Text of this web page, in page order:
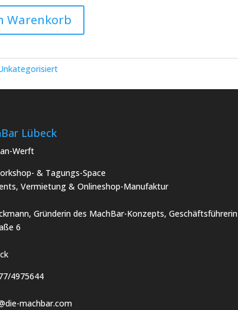
Warenkorb
Lübeck
Werft
& Tagungs-Space
Vermietung & Onlineshop-Manufaktur
Gründerin des MachBar-Konzepts, Geschäftsführerin
6
4975644
machbar.com